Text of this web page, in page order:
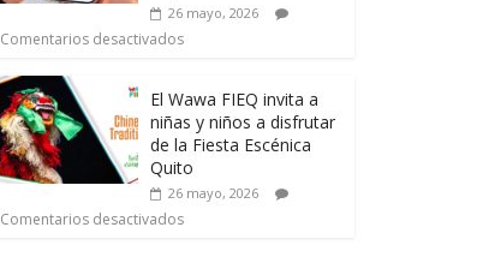
26 mayo, 2026
Comentarios desactivados
El Wawa FIEQ invita a
niñas y niños a disfrutar
de la Fiesta Escénica
Quito
26 mayo, 2026
Comentarios desactivados